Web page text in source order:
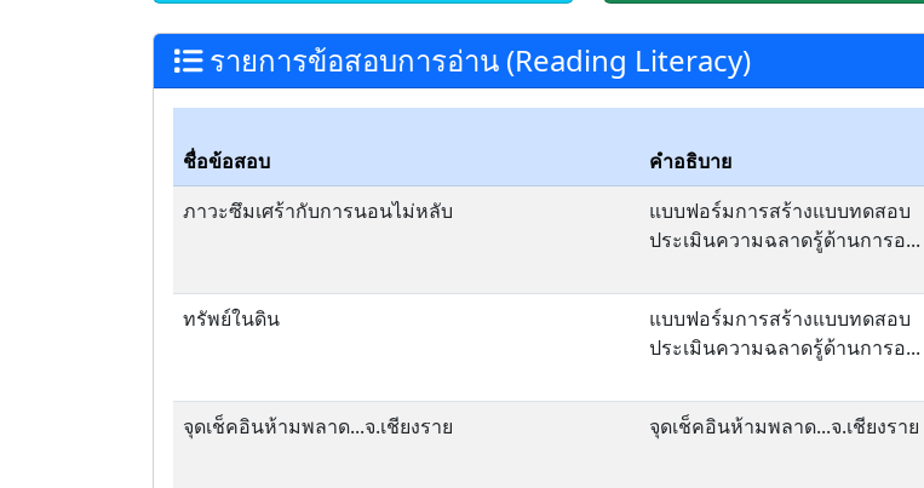
รายการข้อสอบการอ่าน (Reading Literacy)
ชื่อข้อสอบ คำอธิบาย
ภาวะซึมเศร้ากับการนอนไม่หลับ
แบบฟอร์มการสร้างแบบทดสอบ
ประเมินความฉลาดรู้ด้านการอ...
ทรัพย์ในดิน
แบบฟอร์มการสร้างแบบทดสอบ
ประเมินความฉลาดรู้ด้านการอ...
จุดเช็คอินห้ามพลาด...จ.เชียงราย จุดเช็คอินห้ามพลาด...จ.เชียงราย